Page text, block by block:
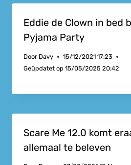
Eddie de Clown in bed
Pyjama Party
Door Davy
15/12/2021 17:23
Geüpdatet op 15/05/2025 20:42
Scare Me 12.0 komt
allemaal te beleven